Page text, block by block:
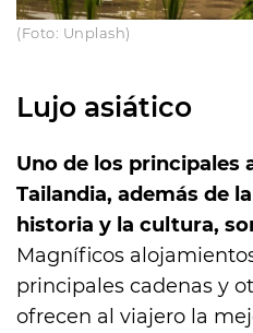
(Foto: Unplash)
Lujo asiático
Uno de los principales
Tailandia, además de
historia y la cultura,
Magníficos
principales cadenas y
ofrecen al viajero la